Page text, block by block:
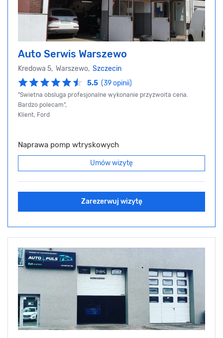
Auto Serwis Warszewo
Kredowa 5, Warszewo, Szczecin
5.5 (39 opinii)
"Swietna obsluga profesjonalne wykonanie przyzwoita cena.
Bardzo polecam",
Klient, Ford
Naprawa pomp wtryskowych
Umów wizytę
Zarezerwuj wizytę